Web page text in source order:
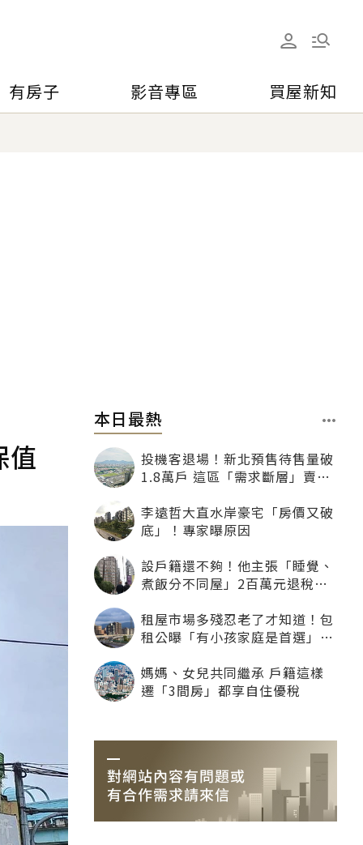
有房子 影音專區 買屋新知
值
本日最熱
投機客退場！新北預售待售量破
1.8萬戶 這區「需求斷層」賣壓
李遠哲大直水岸豪宅「房價又破
底」！專家曝原因
設戶籍還不夠！他主張「睡覺、
煮飯分不同屋」2百萬元退稅照
租屋市場多殘忍老了才知道！包
租公曝「有小孩家庭是首選」：
媽媽、女兒共同繼承 戶籍這樣
遷「3間房」都享自住優稅